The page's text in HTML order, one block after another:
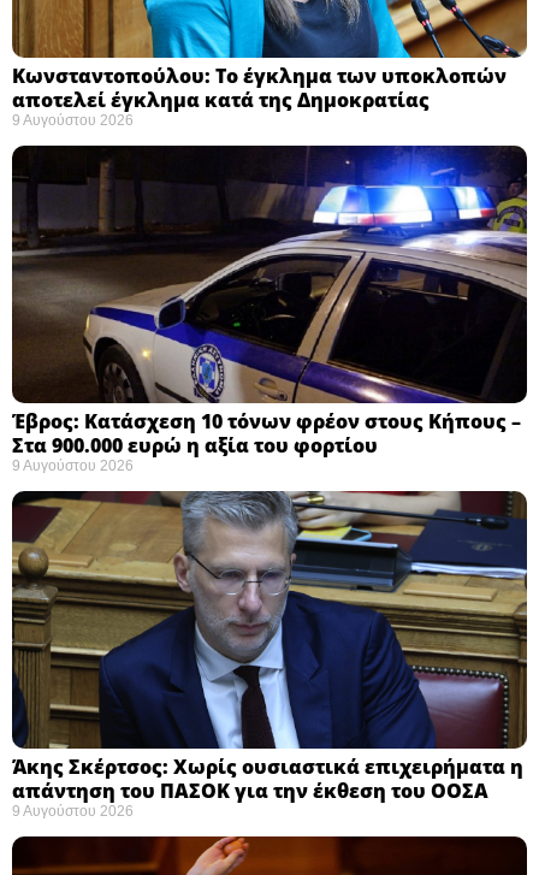
Κωνσταντοπούλου: Το έγκλημα των υποκλοπών
αποτελεί έγκλημα κατά της Δημοκρατίας ​
9 Αυγούστου 2026
Έβρος: Κατάσχεση 10 τόνων φρέον στους Κήπους –
Στα 900.000 ευρώ η αξία του φορτίου ​
9 Αυγούστου 2026
Άκης Σκέρτσος: Χωρίς ουσιαστικά επιχειρήματα η
απάντηση του ΠΑΣΟΚ για την έκθεση του ΟΟΣΑ ​
9 Αυγούστου 2026